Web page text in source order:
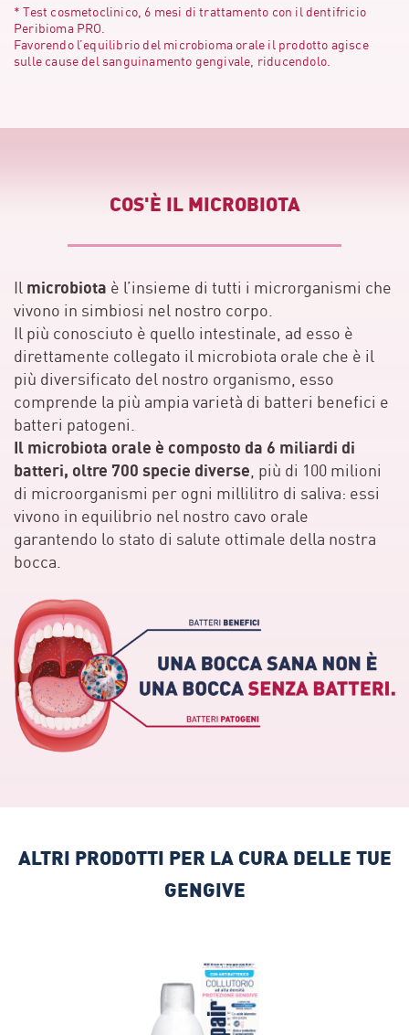
* Test cosmetoclinico, 6 mesi di trattamento con il dentifricio
Peribioma PRO.
Favorendo l’equilibrio del microbioma orale il prodotto agisce
sulle cause del sanguinamento gengivale, riducendolo.
COS'È IL MICROBIOTA
Il microbiota è l’insieme di tutti i microrganismi che
vivono in simbiosi nel nostro corpo.
Il più conosciuto è quello intestinale, ad esso è
direttamente collegato il microbiota orale che è il
più diversificato del nostro organismo, esso
comprende la più ampia varietà di batteri benefici e
batteri patogeni.
Il microbiota orale è composto da 6 miliardi di
batteri, oltre 700 specie diverse , più di 100 milioni
di microorganismi per ogni millilitro di saliva: essi
vivono in equilibrio nel nostro cavo orale
garantendo lo stato di salute ottimale della nostra
bocca.
ALTRI PRODOTTI PER LA CURA DELLE TUE
GENGIVE